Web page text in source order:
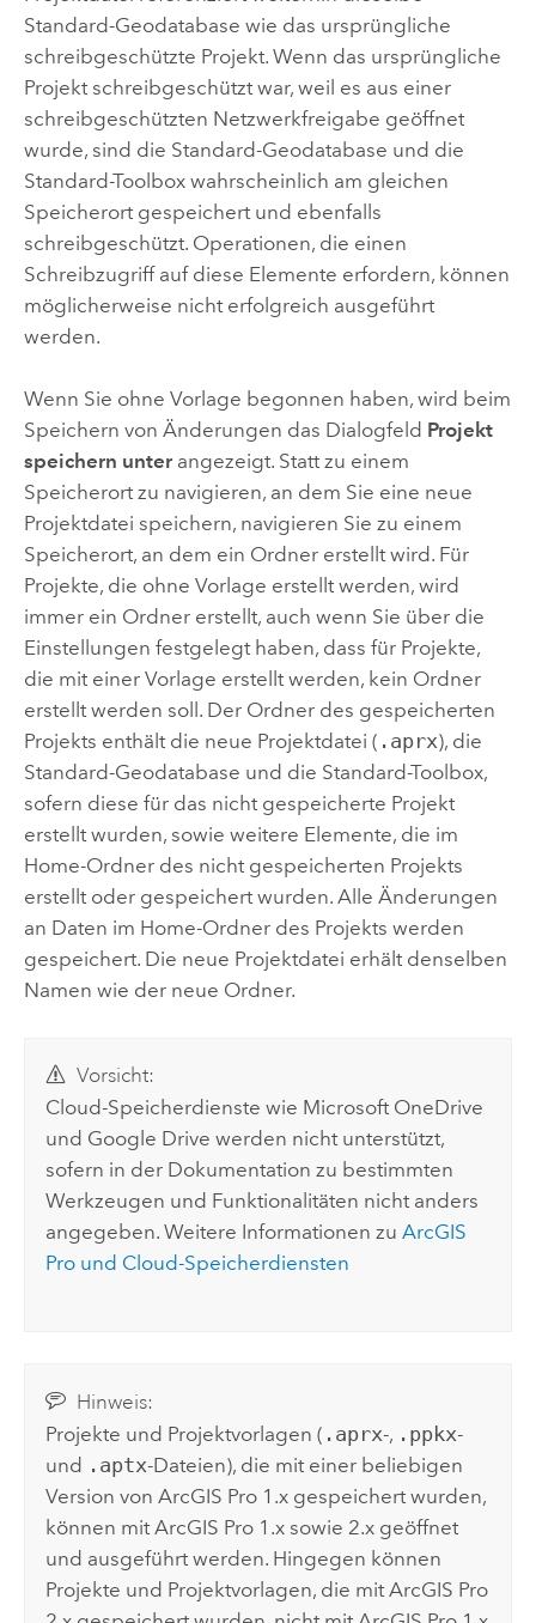
Standard-Geodatabase wie das ursprüngliche
schreibgeschützte Projekt. Wenn das ursprüngliche
Projekt schreibgeschützt war, weil es aus einer
schreibgeschützten Netzwerkfreigabe geöffnet
wurde, sind die Standard-Geodatabase und die
Standard-Toolbox wahrscheinlich am gleichen
Speicherort gespeichert und ebenfalls
schreibgeschützt. Operationen, die einen
Schreibzugriff auf diese Elemente erfordern, können
möglicherweise nicht erfolgreich ausgeführt
werden.
Wenn Sie ohne Vorlage begonnen haben, wird beim
Speichern von Änderungen das Dialogfeld Projekt
speichern unterangezeigt. Statt zu einem
Speicherort zu navigieren, an dem Sie eine neue
Projektdatei speichern, navigieren Sie zu einem
Speicherort, an dem ein Ordner erstellt wird. Für
Projekte, die ohne Vorlage erstellt werden, wird
immer ein Ordner erstellt, auch wenn Sie über die
Einstellungen festgelegt haben, dass für Projekte,
die mit einer Vorlage erstellt werden, kein Ordner
erstellt werden soll. Der Ordner des gespeicherten
Projekts enthält die neue Projektdatei ( .aprx), die
Standard-Geodatabase und die Standard-Toolbox,
sofern diese für das nicht gespeicherte Projekt
erstellt wurden, sowie weitere Elemente, die im
Home-Ordner des nicht gespeicherten Projekts
erstellt oder gespeichert wurden. Alle Änderungen
an Daten im Home-Ordner des Projekts werden
gespeichert. Die neue Projektdatei erhält denselben
Namen wie der neue Ordner.
Vorsicht:
Cloud-Speicherdienste wie Microsoft OneDrive
und Google Drive werden nicht unterstützt,
sofern in der Dokumentation zu bestimmten
Werkzeugen und Funktionalitäten nicht anders
angegeben. Weitere Informationen zuArcGIS
Pro und Cloud-Speicherdiensten
Hinweis:
Projekte und Projektvorlagen ( .aprx-, .ppkx-
und .aptx-Dateien), die mit einer beliebigen
Version vonArcGIS Pro 1.x gespeichert wurden,
können mitArcGIS Pro 1.x sowie 2.x geöffnet
und ausgeführt werden. Hingegen können
Projekte und Projektvorlagen, die mitArcGIS Pro